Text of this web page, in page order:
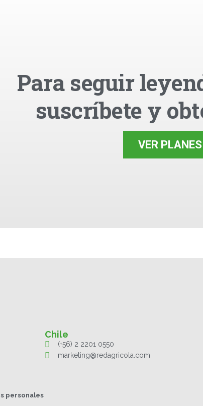
Para seguir
suscríbete y
VER
personales
Chile
(+56) 2 2201 0550
marketing@redagricola.com